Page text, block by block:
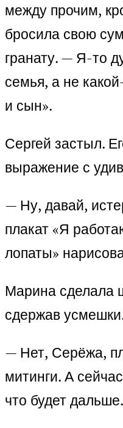
между прочим,
бросила свою
гранату. — Я-то
семья, а не
и сын».
Сергей застыл.
выражение с
— Ну, давай,
плакат «Я
лопаты»
Марина сделала
сдержав
— Нет, Серёжа,
митинги. А
что будет дальше.